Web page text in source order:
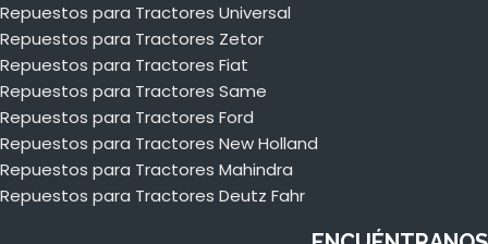
Repuestos para Tractores Universal
Repuestos para Tractores Zetor
Repuestos para Tractores Fiat
Repuestos para Tractores Same
Repuestos para Tractores Ford
Repuestos para Tractores New Holland
Repuestos para Tractores Mahindra
Repuestos para Tractores Deutz Fahr